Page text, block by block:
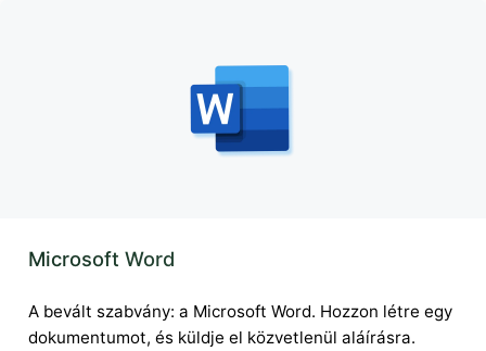
Microsoft Word
A bevált szabvány: a Microsoft Word. Hozzon létre egy
dokumentumot, és küldje el közvetlenül aláírásra.